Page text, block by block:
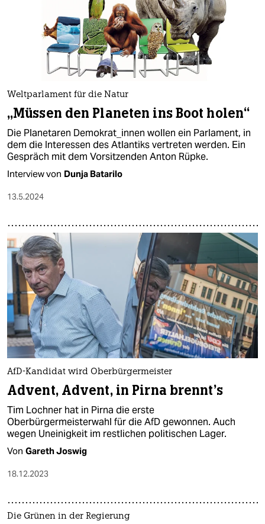
Weltparlament für die Natur
„Müssen den Planeten ins Boot holen“
Die Planetaren Demokrat_innen wollen ein Parlament, in
dem die Interessen des Atlantiks vertreten werden. Ein
Gespräch mit dem Vorsitzenden Anton Rüpke.
Interview von Dunja Batarilo
13.5.2024
AfD-Kandidat wird Oberbürgermeister
Advent, Advent, in Pirna brennt’s
Tim Lochner hat in Pirna die erste
Oberbürgermeisterwahl für die AfD gewonnen. Auch
wegen Uneinigkeit im restlichen politischen Lager.
Von Gareth Joswig
18.12.2023
Die Grünen in der Regierung